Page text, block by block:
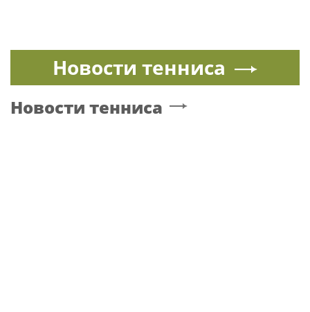
Новости тенниса
Новости тенниса